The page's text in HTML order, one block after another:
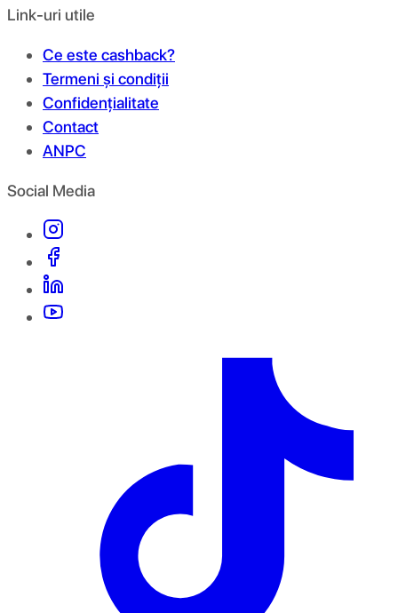
Link-uri utile
Ce este cashback?
Termeni și condiții
Confidențialitate
Contact
ANPC
Social Media